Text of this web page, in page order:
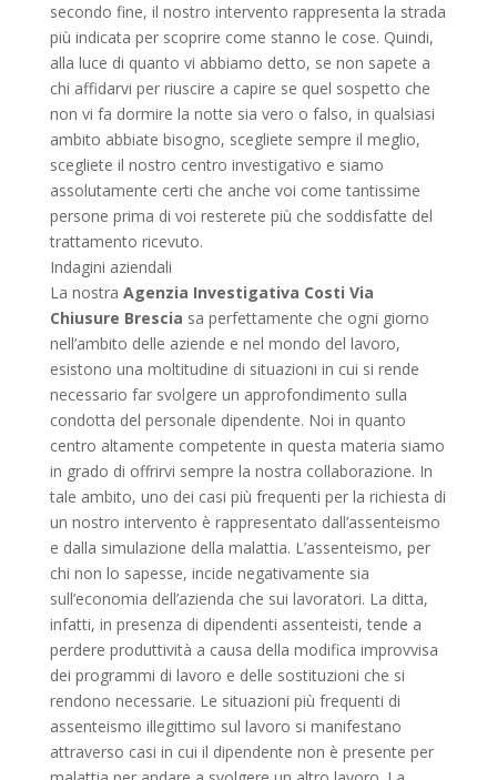
secondo fine, il nostro intervento rappresenta la strada
più indicata per scoprire come stanno le cose. Quindi,
alla luce di quanto vi abbiamo detto, se non sapete a
chi affidarvi per riuscire a capire se quel sospetto che
non vi fa dormire la notte sia vero o falso, in qualsiasi
ambito abbiate bisogno, scegliete sempre il meglio,
scegliete il nostro centro investigativo e siamo
assolutamente certi che anche voi come tantissime
persone prima di voi resterete più che soddisfatte del
trattamento ricevuto.
Indagini aziendali
La nostra Agenzia Investigativa Costi Via
Chiusure Brescia sa perfettamente che ogni giorno
nell’ambito delle aziende e nel mondo del lavoro,
esistono una moltitudine di situazioni in cui si rende
necessario far svolgere un approfondimento sulla
condotta del personale dipendente. Noi in quanto
centro altamente competente in questa materia siamo
in grado di offrirvi sempre la nostra collaborazione. In
tale ambito, uno dei casi più frequenti per la richiesta di
un nostro intervento è rappresentato dall’assenteismo
e dalla simulazione della malattia. L’assenteismo, per
chi non lo sapesse, incide negativamente sia
sull’economia dell’azienda che sui lavoratori. La ditta,
infatti, in presenza di dipendenti assenteisti, tende a
perdere produttività a causa della modifica improvvisa
dei programmi di lavoro e delle sostituzioni che si
rendono necessarie. Le situazioni più frequenti di
assenteismo illegittimo sul lavoro si manifestano
attraverso casi in cui il dipendente non è presente per